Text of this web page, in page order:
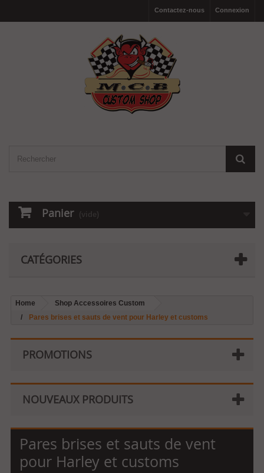
Connexion
Contactez-nous
Panier (vide)
CATÉGORIES
Home
Shop Accessoires Custom
Pares brises et sauts de vent pour Harley et customs
PROMOTIONS
NOUVEAUX PRODUITS
Pares brises et sauts de vent
pour Harley et customs